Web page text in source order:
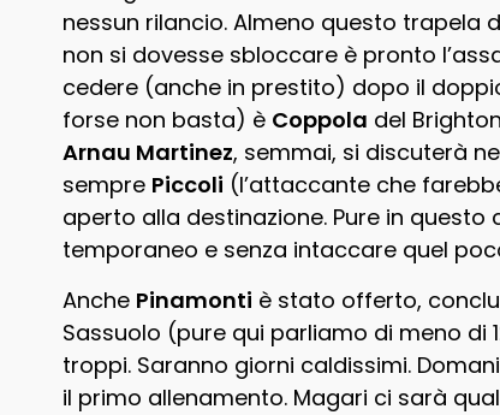
nessun rilancio. Almeno questo trapela
non si dovesse sbloccare è pronto
cedere (anche in prestito) dopo il
forse non basta) è Coppola del
Arnau Martinez, semmai, si discuterà
sempre Piccoli (l’attaccante che
aperto alla destinazione. Pure in
temporaneo e senza intaccare quel
Anche Pinamonti è stato offerto,
Sassuolo (pure qui parliamo di meno di
troppi. Saranno giorni caldissimi.
il primo allenamento. Magari ci sarà